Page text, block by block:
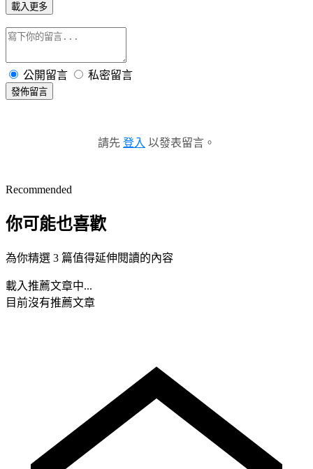
載入更多
公開留言 私密留言
發佈留言
請先 登入 以發表留言。
Recommended
你可能也喜歡
為你精選 3 篇值得延伸閱讀的內容
載入推薦文章中...
目前沒有推薦文章